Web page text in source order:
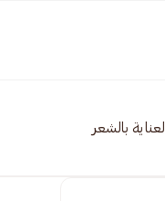
العناية بالشعر